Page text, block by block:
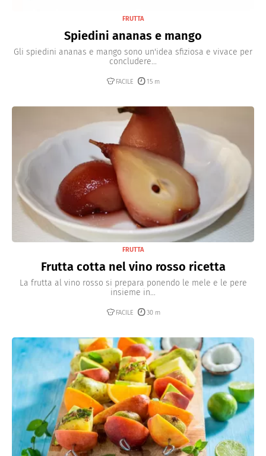
FRUTTA
Spiedini ananas e mango
Gli spiedini ananas e mango sono un'idea sfiziosa e vivace per
concludere...
FACILE 15 m
FRUTTA
Frutta cotta nel vino rosso ricetta
La frutta al vino rosso si prepara ponendo le mele e le pere
insieme in...
FACILE 30 m